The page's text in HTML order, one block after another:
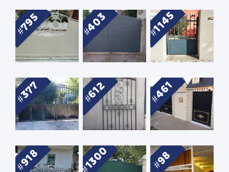
795 403 1145
377 612 461
918 1300 98